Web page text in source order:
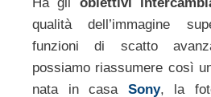
qualità dell’immagine
funzioni di scatto
possiamo riassumere così
nata in casa Sony, la